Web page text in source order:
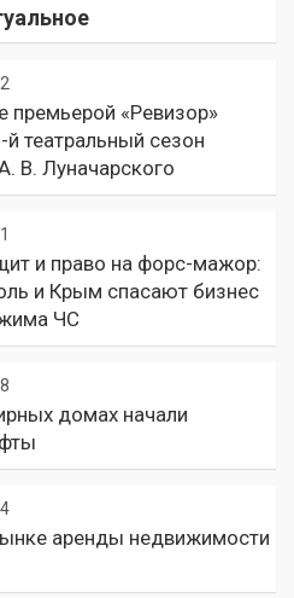
премьерой «Ревизор»
театральный сезон
В. Луначарского
и право на форс-мажор:
и Крым спасают бизнес
ЧС
домах начали
аренды недвижимости